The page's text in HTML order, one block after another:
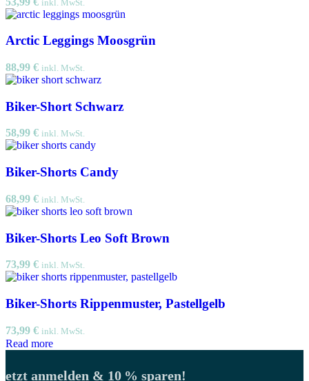
inkl. MwSt.
Arctic Leggings Moosgrün
88,99 € inkl. MwSt.
Biker-Short Schwarz
58,99 € inkl. MwSt.
Biker-Shorts Candy
68,99 € inkl. MwSt.
Biker-Shorts Leo Soft Brown
73,99 € inkl. MwSt.
Biker-Shorts Rippenmuster, Pastellgelb
73,99 € inkl. MwSt.
Read more
anmelden & 10 % sparen!